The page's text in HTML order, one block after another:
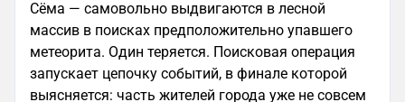
Сёма — самовольно выдвигаются в лесной
массив в поисках предположительно упавшего
метеорита. Один теряется. Поисковая операция
запускает цепочку событий, в финале которой
выясняется: часть жителей города уже не совсем